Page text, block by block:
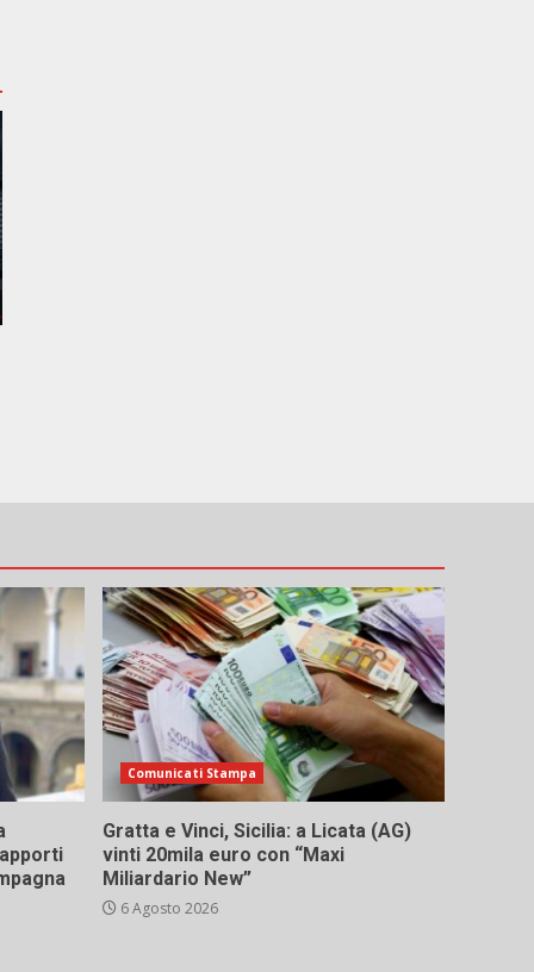
Comunicati Stampa
Gratta e Vinci, Sicilia: a Licata (AG)
vinti 20mila euro con “Maxi
Miliardario New”
6 Agosto 2026